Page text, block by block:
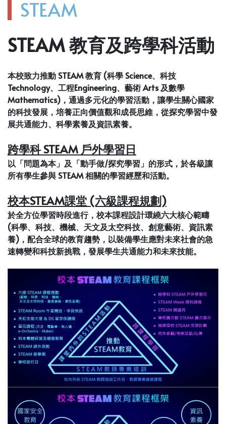
STEAM
STEAM 教育及跨學科活動
本校致力推動 STEAM 教育 (科學 Science、科技
Technology、工程Engineering、藝術 Arts 及數學
Mathematics)，通過多元化的學習活動，讓學生關心國家
的科技發展，培養正向價值觀和成長思維，從探究學習中發
展共通能力、科學素養及資訊素養。
跨學科 STEAM 戶外學習日
以「問題為本」及「動手做/探究學習」的形式，於各級讓
所有學生參與 STEAM 相關的學習經歷和活動。
校本STEAM課堂 (六級課程規劃)
於全方位學習時段進行，校本課程設計環繞六大核心範疇
(科學、科技、機械、天文及太空科技、創意藝術、資訊素
養)，配合全球的教育趨勢，以裝備學生應對未來社會的急
速轉變和科技新挑戰，發展學生共通能力和未來技能。